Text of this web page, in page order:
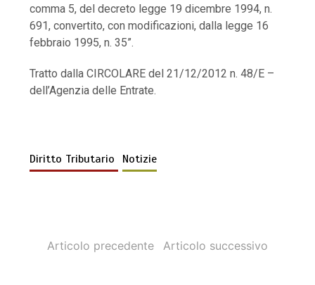
comma 5, del decreto legge 19 dicembre 1994, n.
691, convertito, con modificazioni, dalla legge 16
febbraio 1995, n. 35”.
Tratto dalla CIRCOLARE del 21/12/2012 n. 48/E –
dell’Agenzia delle Entrate.
Diritto Tributario Notizie
Articolo precedente Articolo successivo